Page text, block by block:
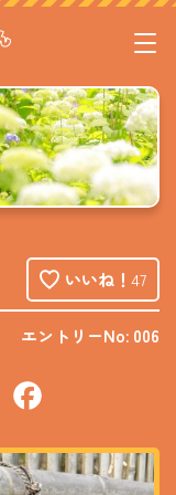
いいね！ 47
エントリーNo: 006
Line